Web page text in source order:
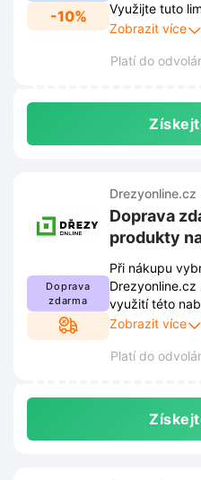
-10%
Využijte tuto
svému dřezu
Zobrazit více
Platí do
Doprava
zdarma
Drezyonline.cz
Doprava
produkty
Při nákupu
využití této
obchodní
obchodu a
Zobrazit více
Platí do